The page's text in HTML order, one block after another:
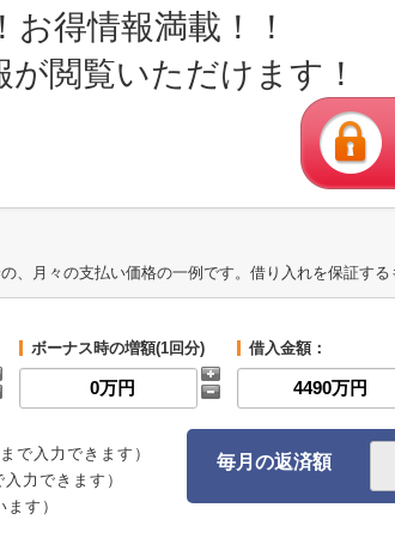
得情報満載！！
閲覧いただけます！
、月々の支払い価格の一例です。借り入れを保証す
ボーナス時の増額(1回分) 借入金額：
で入力できます）
入力できます）
す）
毎月の返済額